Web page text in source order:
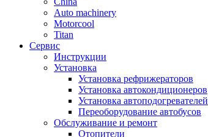
Auto machinery
Motorcool
Titan
Сервис
Инструкции
Установка
Установка рефрижераторов
Установка автокондиционеров
Установка автоподогревателей
Переоборудование автобусов
Обслуживание и ремонт
Отопители